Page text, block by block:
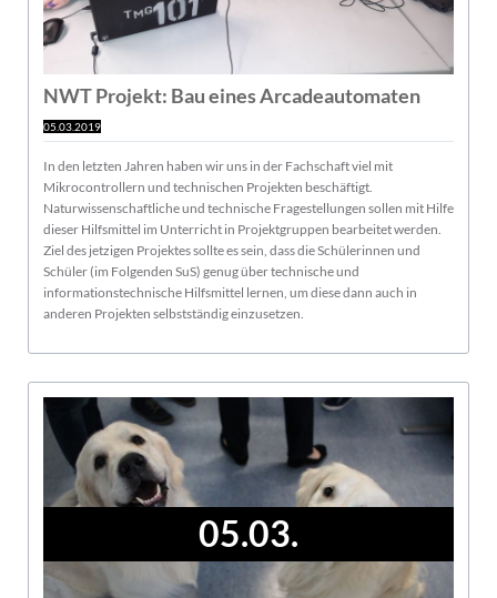
NWT Projekt: Bau eines Arcadeautomaten
05.03.2019
In den letzten Jahren haben wir uns in der Fachschaft viel mit
Mikrocontrollern und technischen Projekten beschäftigt.
Naturwissenschaftliche und technische Fragestellungen sollen mit Hilfe
dieser Hilfsmittel im Unterricht in Projektgruppen bearbeitet werden.
Ziel des jetzigen Projektes sollte es sein, dass die Schülerinnen und
Schüler (im Folgenden SuS) genug über technische und
informationstechnische Hilfsmittel lernen, um diese dann auch in
anderen Projekten selbstständig einzusetzen.
05.03.